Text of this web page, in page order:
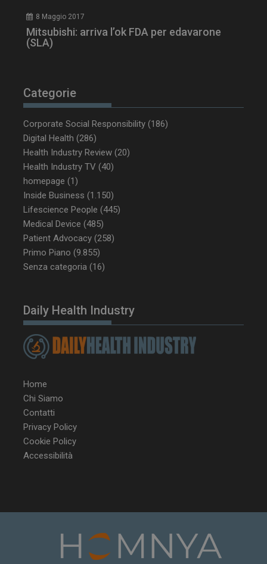
8 Maggio 2017
Mitsubishi: arriva l’ok FDA per edavarone
(SLA)
Categorie
Corporate Social Responsibility (186)
Digital Health (286)
Health Industry Review (20)
Health Industry TV (40)
homepage (1)
Inside Business (1.150)
Lifescience People (445)
Medical Device (485)
Patient Advocacy (258)
Primo Piano (9.855)
Senza categoria (16)
Daily Health Industry
Home
Chi Siamo
Contatti
Privacy Policy
Cookie Policy
Accessibilità